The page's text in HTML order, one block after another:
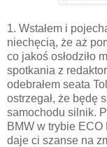
1. Wstałem i
niechęcią, że aż
co jakoś osłodziło
spotkania z
odebrałem seata
ostrzegał, że będę
samochodu silnik.
BMW w trybie
daje ci szanse na